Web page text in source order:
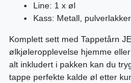
Line: 1 x øl
Kass: Metall,
Komplett sett med Tappetårn
ølkjøleropplevelse hjemme
alt inkludert i pakken kan du
tappe perfekte kalde øl etter